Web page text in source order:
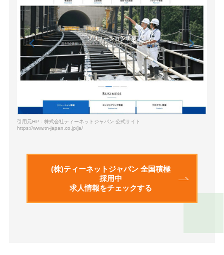
引用元HP：株式会社ティーネットジャパン 公式サイト
https://www.tn-japan.co.jp/ja/
(株)ティーネットジャパン 全国積極
採用中
求人情報をチェックする